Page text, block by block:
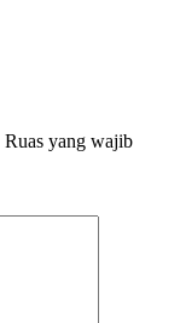
Ruas yang wajib